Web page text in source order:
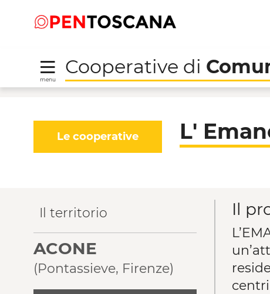
menu
Cooperative di
L' Emancipatrice -
Le cooperative L'
Il territorio
ACONE
(Pontassieve, Firenze)
Il